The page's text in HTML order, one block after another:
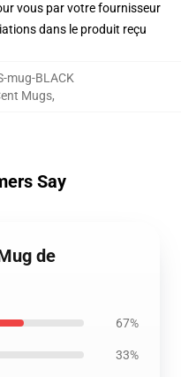
vous par votre fournisseur
dans le produit reçu
mug-BLACK
Mugs,
Say
de
67%
33%